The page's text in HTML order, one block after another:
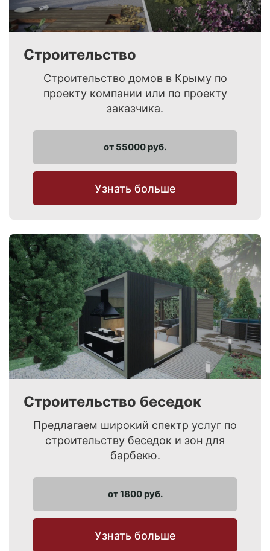
Строительство
Строительство домов в Крыму по
проекту компании или по проекту
заказчика.
от 55000 руб.
Узнать больше
Строительство беседок
Предлагаем широкий спектр услуг по
строительству беседок и зон для
барбекю.
от 1800 руб.
Узнать больше